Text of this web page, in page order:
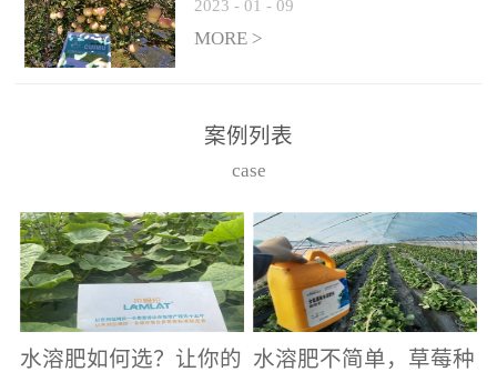
6kg/公顷，间隔10-14天一
次，喷1-3次。
2023 - 01 - 09
MORE >
案例列表
case
水溶肥如何选？让你的 水溶肥不简单，草莓种